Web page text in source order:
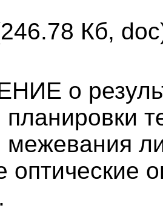
Кб,
о
планировки
межевания
оптические